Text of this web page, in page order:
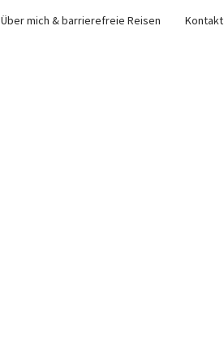
Über mich & barrierefreie Reisen
Kontakt